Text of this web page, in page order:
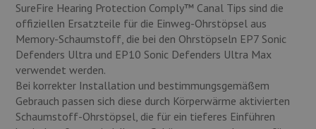
SureFire Hearing Protection Comply™ Canal Tips sind die
offiziellen Ersatzteile für die Einweg-Ohrstöpsel aus
Memory-Schaumstoff, die bei den Ohrstöpseln EP7 Sonic
Defenders Ultra und EP10 Sonic Defenders Ultra Max
verwendet werden.
Bei korrekter Installation und bestimmungsgemäßem
Gebrauch passen sich diese durch Körperwärme aktivierten
Schaumstoff-Ohrstöpsel, die für ein tieferes Einführen